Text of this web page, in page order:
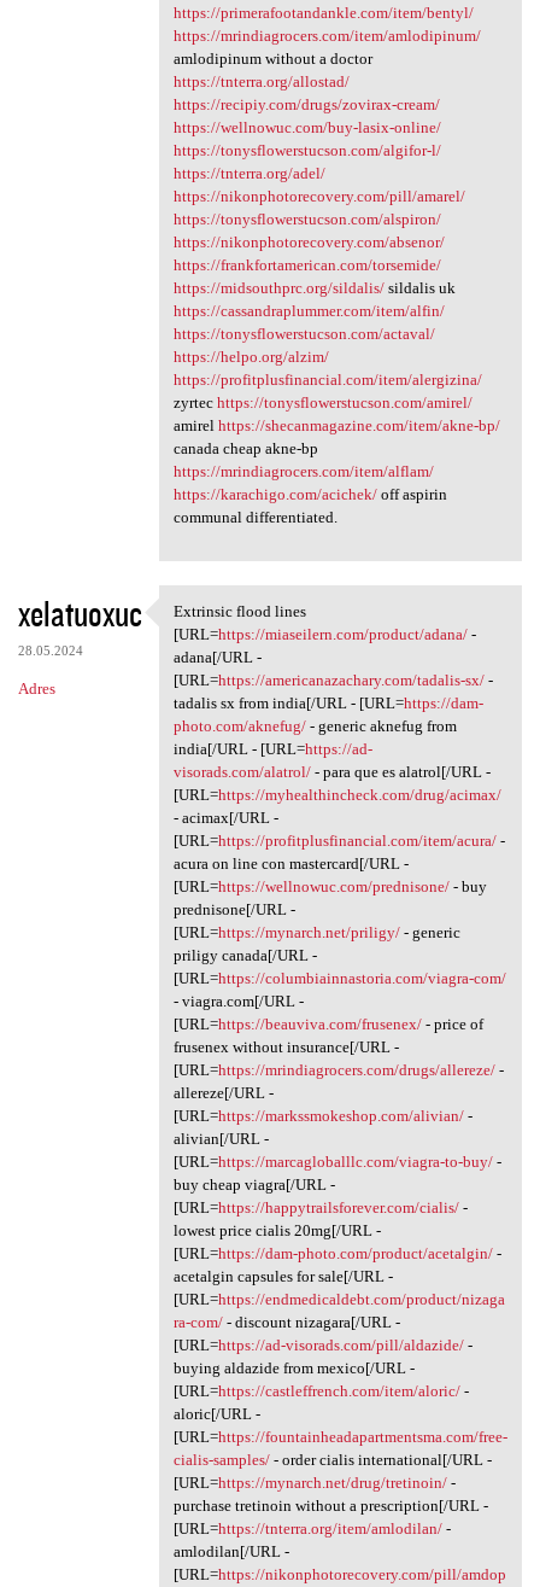
https://primerafootandankle.com/item/bentyl/
https://mrindiagrocers.com/item/amlodipinum/
amlodipinum without a doctor
https://tnterra.org/allostad/
https://recipiy.com/drugs/zovirax-cream/
https://wellnowuc.com/buy-lasix-online/
https://tonysflowerstucson.com/algifor-l/
https://tnterra.org/adel/
https://nikonphotorecovery.com/pill/amarel/
https://tonysflowerstucson.com/alspiron/
https://nikonphotorecovery.com/absenor/
https://frankfortamerican.com/torsemide/
https://midsouthprc.org/sildalis/sildalis uk
https://cassandraplummer.com/item/alfin/
https://tonysflowerstucson.com/actaval/
https://helpo.org/alzim/
https://profitplusfinancial.com/item/alergizina/
zyrtec https://tonysflowerstucson.com/amirel/
amirel https://shecanmagazine.com/item/akne-bp/
canada cheap akne-bp
https://mrindiagrocers.com/item/alflam/
https://karachigo.com/acichek/off aspirin
communal differentiated.
xelatuoxuc
28.05.2024
Adres
Extrinsic flood lines [URL
Extrinsic flood lines
[URL=https://miaseilern.com/product/adana/-
adana[/URL -
[URL=https://americanazachary.com/tadalis-sx/-
tadalis sx from india[/URL - [URL=https://dam-
photo.com/aknefug/- generic aknefug from
india[/URL - [URL=https://ad-
visorads.com/alatrol/- para que es alatrol[/URL -
[URL=https://myhealthincheck.com/drug/acimax/
- acimax[/URL -
[URL=https://profitplusfinancial.com/item/acura/-
acura on line con mastercard[/URL -
[URL=https://wellnowuc.com/prednisone/- buy
prednisone[/URL -
[URL=https://mynarch.net/priligy/- generic
priligy canada[/URL -
[URL=https://columbiainnastoria.com/viagra-com/
- viagra.com[/URL -
[URL=https://beauviva.com/frusenex/- price of
frusenex without insurance[/URL -
[URL=https://mrindiagrocers.com/drugs/allereze/-
allereze[/URL -
[URL=https://markssmokeshop.com/alivian/-
alivian[/URL -
[URL=https://marcagloballlc.com/viagra-to-buy/-
buy cheap viagra[/URL -
[URL=https://happytrailsforever.com/cialis/-
lowest price cialis 20mg[/URL -
[URL=https://dam-photo.com/product/acetalgin/-
acetalgin capsules for sale[/URL -
[URL=https://endmedicaldebt.com/product/nizaga
ra-com/- discount nizagara[/URL -
[URL=https://ad-visorads.com/pill/aldazide/-
buying aldazide from mexico[/URL -
[URL=https://castleffrench.com/item/aloric/-
aloric[/URL -
[URL=https://fountainheadapartmentsma.com/free-
cialis-samples/- order cialis international[/URL -
[URL=https://mynarch.net/drug/tretinoin/-
purchase tretinoin without a prescription[/URL -
[URL=https://tnterra.org/item/amlodilan/-
amlodilan[/URL -
[URL=https://nikonphotorecovery.com/pill/amdop